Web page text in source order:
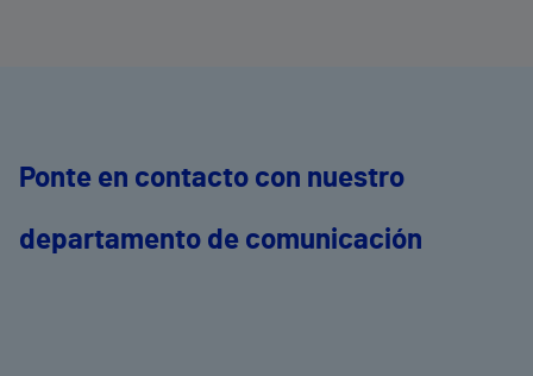
Ponte en contacto con nuestro
departamento de comunicación